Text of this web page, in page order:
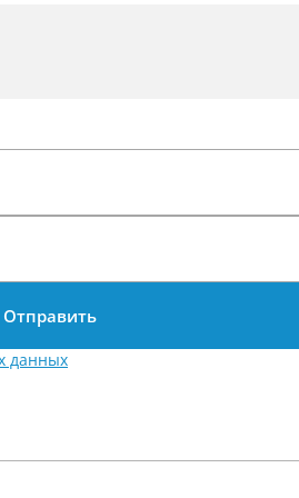
Отправить
данных